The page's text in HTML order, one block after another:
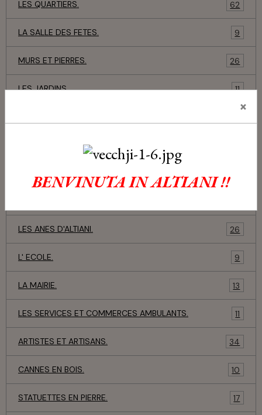
LES QUARTIERS. 62
LA SALLE DES FETES. 9
MURS ET PIERRES. 26
LES JARDINS. 11
LES ANES D'ALTIANI. 26
L' ECOLE. 9
LA MAIRIE. 13
LES SERVICES ET COMMERCES AMBULANTS. 11
ARTISTES ET ARTISANS. 34
CANNES EN BOIS. 10
STATUETTES EN PIERRE. 17
×
BENVINUTA IN ALTIANI !!